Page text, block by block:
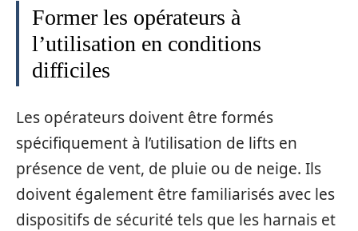
Former les opérateurs à
l’utilisation en conditions
difficiles
Les opérateurs doivent être formés
spécifiquement à l’utilisation de lifts en
présence de vent, de pluie ou de neige. Ils
doivent également être familiarisés avec les
dispositifs de sécurité tels que les harnais et